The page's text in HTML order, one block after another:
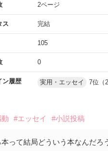
2ページ
ス 完結
105
0
ン履歴 実用・エッセイ 7位（
#エッセイ #小説投稿
って結局どういう本なんだろ